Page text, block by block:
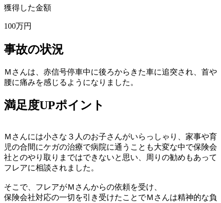
獲得した金額
100万円
事故の状況
Ｍさんは、赤信号停車中に後ろからきた車に追突され、首や
腰に痛みを感じるようになりました。
満足度UPポイント
Ｍさんには小さな３人のお子さんがいらっしゃり、家事や育
児の合間にケガの治療で病院に通うことも大変な中で保険会
社とのやり取りまではできないと思い、周りの勧めもあって
フレアに相談されました。
そこで、フレアがＭさんからの依頼を受け、
保険会社対応の一切を引き受けたことでＭさんは精神的な負